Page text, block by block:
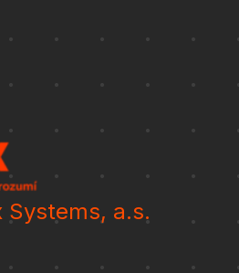
Systems, a.s.